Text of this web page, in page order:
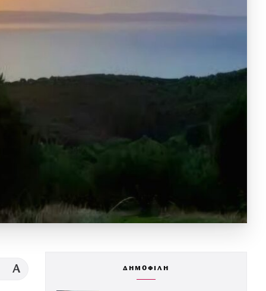
A ΔΗΜΟΦΙΛΗ